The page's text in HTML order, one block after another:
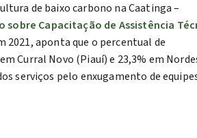
de baixo carbono na Caatinga –
sobre Capacitação de Assistência
2021, aponta que o percentual de
Curral Novo (Piauí) e 23,3% em
serviços pelo enxugamento de